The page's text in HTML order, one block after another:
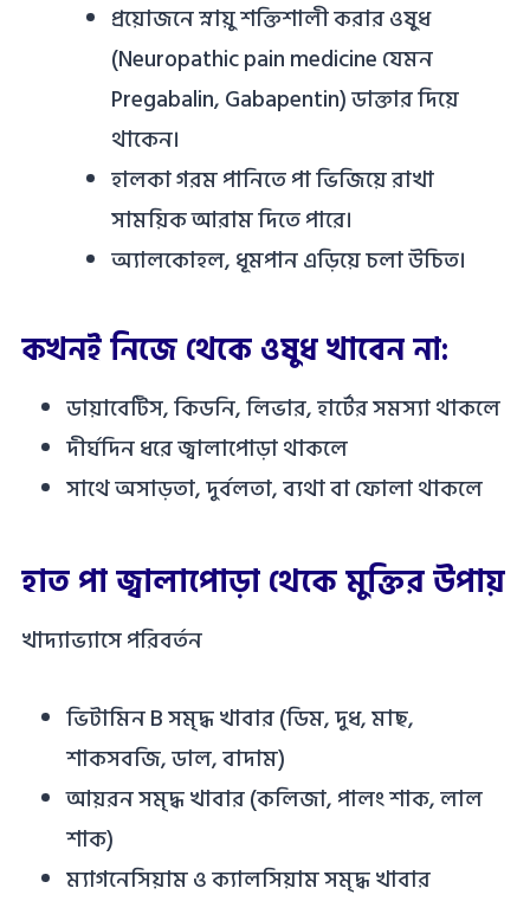
প্রয়োজনে স্নায়ু শক্তিশালী করার ওষুধ
(Neuropathic pain medicine যেমন
Pregabalin, Gabapentin) ডাক্তার দিয়ে
থাকেন।
হালকা গরম পানিতে পা ভিজিয়ে রাখা
সাময়িক আরাম দিতে পারে।
অ্যালকোহল, ধূমপান এড়িয়ে চলা উচিত।
কখনই নিজে থেকে ওষুধ খাবেন না:
ডায়াবেটিস, কিডনি, লিভার, হার্টের সমস্যা থাকলে
দীর্ঘদিন ধরে জ্বালাপোড়া থাকলে
সাথে অসাড়তা, দুর্বলতা, ব্যথা বা ফোলা থাকলে
হাত পা জ্বালাপোড়া থেকে মুক্তির উপায়
খাদ্যাভ্যাসে পরিবর্তন
ভিটামিন B সমৃদ্ধ খাবার (ডিম, দুধ, মাছ,
শাকসবজি, ডাল, বাদাম)
আয়রন সমৃদ্ধ খাবার (কলিজা, পালং শাক, লাল
শাক)
ম্যাগনেসিয়াম ও ক্যালসিয়াম সমৃদ্ধ খাবার